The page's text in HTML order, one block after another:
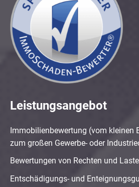
Leistungsangebot
Immobilienbewertung (vom kleinen
zum großen Gewerbe- oder
Bewertungen von Rechten und
Entschädigungs- und